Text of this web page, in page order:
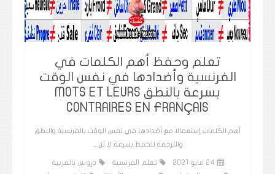
تعلم وحفظ أهم الكلمات في
الفرنسية وأضدادها في نفس الوقت
بسرعة بالنطق MOTS ET LEURS
CONTRAIRES EN FRANÇAIS
أهم الكلمات إستعمالا مع أضدادها في نفس الوقت بالفرنسية والنطق
والترجمة للحفظ بسرعة. لا تن…
24 مايو 2021 تعلم الفرنسية
دروس بالعربية